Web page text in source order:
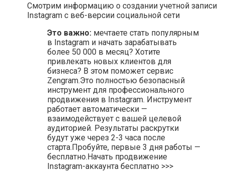
Смотрим информацию о создании учетной записи
Instagram с веб-версии социальной сети
Это важно: мечтаете стать популярным
в Instagram и начать зарабатывать
более 50 000 в месяц? Хотите
привлекать новых клиентов для
бизнеса? В этом поможет сервис
Zengram.Это полностью безопасный
инструмент для профессионального
продвижения в Instagram. Инструмент
работает автоматически —
взаимодействует с вашей целевой
аудиторией. Результаты раскрутки
будут уже через 2-3 часа после
старта.Пробуйте, первые 3 дня работы —
бесплатно.Начать продвижение
Instagram-аккаунта бесплатно >>>